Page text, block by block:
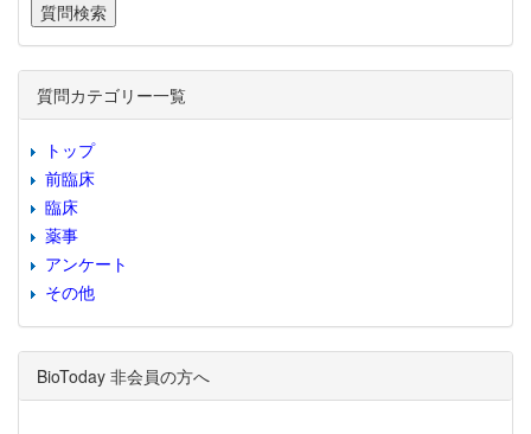
質問カテゴリー一覧
トップ
前臨床
臨床
薬事
アンケート
その他
BioToday 非会員の方へ